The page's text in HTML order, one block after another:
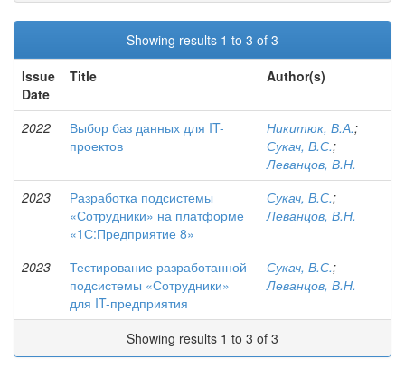
Showing results 1 to 3 of 3
Issue
Date
Title Author(s)
2022
Выбор баз данных для IT-
проектов
Никитюк, В.А.;
Сукач, В.С.;
Леванцов, В.Н.
2023
Разработка подсистемы
«Сотрудники» на платформе
«1С:Предприятие 8»
Сукач, В.С.;
Леванцов, В.Н.
2023
Тестирование разработанной
подсистемы «Сотрудники»
для IT-предприятия
Сукач, В.С.;
Леванцов, В.Н.
Showing results 1 to 3 of 3